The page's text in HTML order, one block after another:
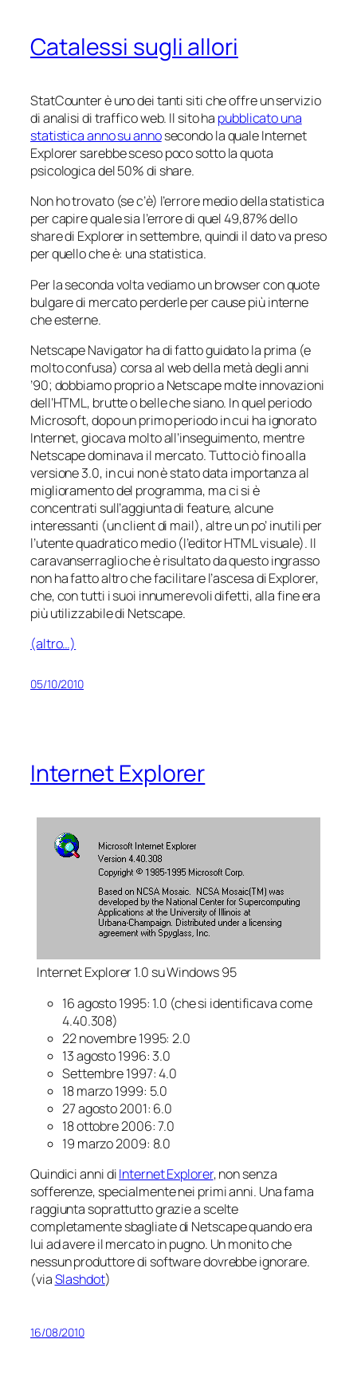
Catalessi sugli allori
StatCounter è uno dei tanti siti che offre un servizio
di analisi di traffico web. Il sito ha pubblicato una
statistica anno su annosecondo la quale Internet
Explorer sarebbe sceso poco sotto la quota
psicologica del 50% di share.
Non ho trovato (se c’è) l’errore medio della statistica
per capire quale sia l’errore di quel 49,87% dello
share di Explorer in settembre, quindi il dato va preso
per quello che è: una statistica.
Per la seconda volta vediamo un browser con quote
bulgare di mercato perderle per cause più interne
che esterne.
Netscape Navigator ha di fatto guidato la prima (e
molto confusa) corsa al web della metà degli anni
’90; dobbiamo proprio a Netscape molte innovazioni
dell’HTML, brutte o belle che siano. In quel periodo
Microsoft, dopo un primo periodo in cui ha ignorato
Internet, giocava molto all’inseguimento, mentre
Netscape dominava il mercato. Tutto ciò fino alla
versione 3.0, in cui non è stato data importanza al
miglioramento del programma, ma ci si è
concentrati sull’aggiunta difeature, alcune
interessanti (un client di mail), altre un po’ inutili per
l’utente quadratico medio (l’editor HTML visuale). Il
caravanserraglio che è risultato da questo ingrasso
non ha fatto altro che facilitare l’ascesa di Explorer,
che, con tutti i suoi innumerevoli difetti, alla fine era
più utilizzabile di Netscape.
(altro…)
05/10/2010
Internet Explorer
Internet Explorer 1.0 su Windows 95
16 agosto 1995: 1.0 (che si identificava come
4.40.308)
22 novembre 1995: 2.0
13 agosto 1996: 3.0
Settembre 1997: 4.0
18 marzo 1999: 5.0
27 agosto 2001: 6.0
18 ottobre 2006: 7.0
19 marzo 2009: 8.0
Quindici anni diInternet Explorer, non senza
sofferenze, specialmente nei primi anni. Una fama
raggiunta soprattutto grazie a scelte
completamente sbagliate di Netscape quando era
lui ad avere il mercato in pugno. Un monito che
nessun produttore di software dovrebbe ignorare.
(viaSlashdot)
16/08/2010